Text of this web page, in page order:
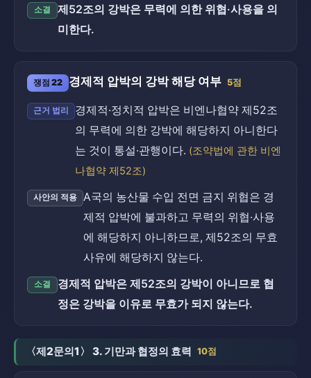
소결
제52조의 강박은 무력에 의한 위협·사용을 의
미한다.
쟁점 22 경제적 압박의 강박 해당 여부 5점
근거 법리
경제적·정치적 압박은 비엔나협약 제52조
의 무력에 의한 강박에 해당하지 아니한다
는 것이 통설·관행이다. (조약법에 관한 비엔
나협약 제52조)
사안의 적용
A국의 농산물 수입 전면 금지 위협은 경
제적 압박에 불과하고 무력의 위협·사용
에 해당하지 아니하므로, 제52조의 무효
사유에 해당하지 않는다.
소결
경제적 압박은 제52조의 강박이 아니므로 협
정은 강박을 이유로 무효가 되지 않는다.
〈제2문의1〉 3. 기만과 협정의 효력 10점